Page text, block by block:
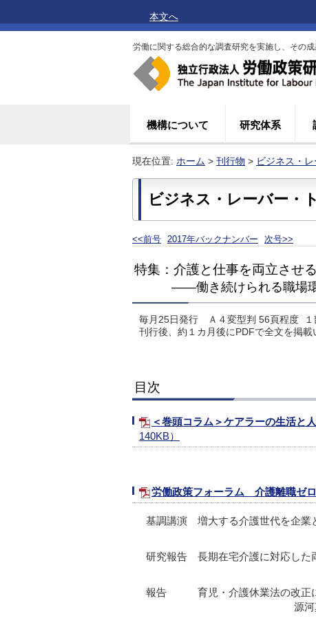
本文へ
労働に関する総合的な調査研究を実施し、その成
機構について 研究体系
現在位置: ホーム > 刊行物 > ビジネス・
ビジネス・レーバー・
<<前号 2017年バックナンバー 次号>>
特集：介護と仕事を両立させ
――働き続けられる職場
毎月25日発行 Ａ４変型判 56頁程度 １
刊行後、約１カ月後にPDFで全文を掲載
目次
＜巻頭コラム＞ケアラーの生活
140KB）
労働政策フォーラム 介護離職ゼ
基調講演 増大する介護世代を企業
研究報告 長期在宅介護に対応した
報告 育児・介護休業法の改正
源